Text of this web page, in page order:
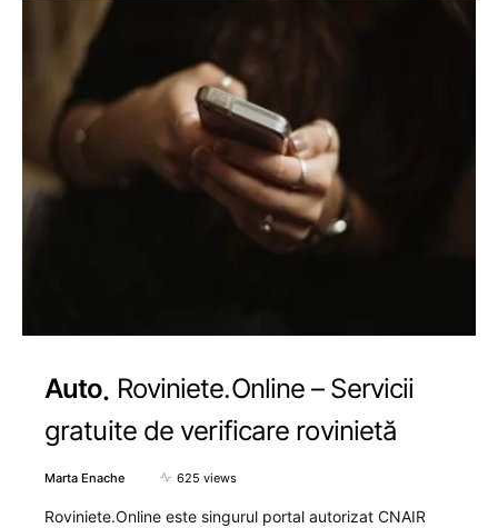
Auto Roviniete.Online – Servicii
gratuite de verificare rovinietă
Marta Enache 625 views
Roviniete.Online este singurul portal autorizat CNAIR